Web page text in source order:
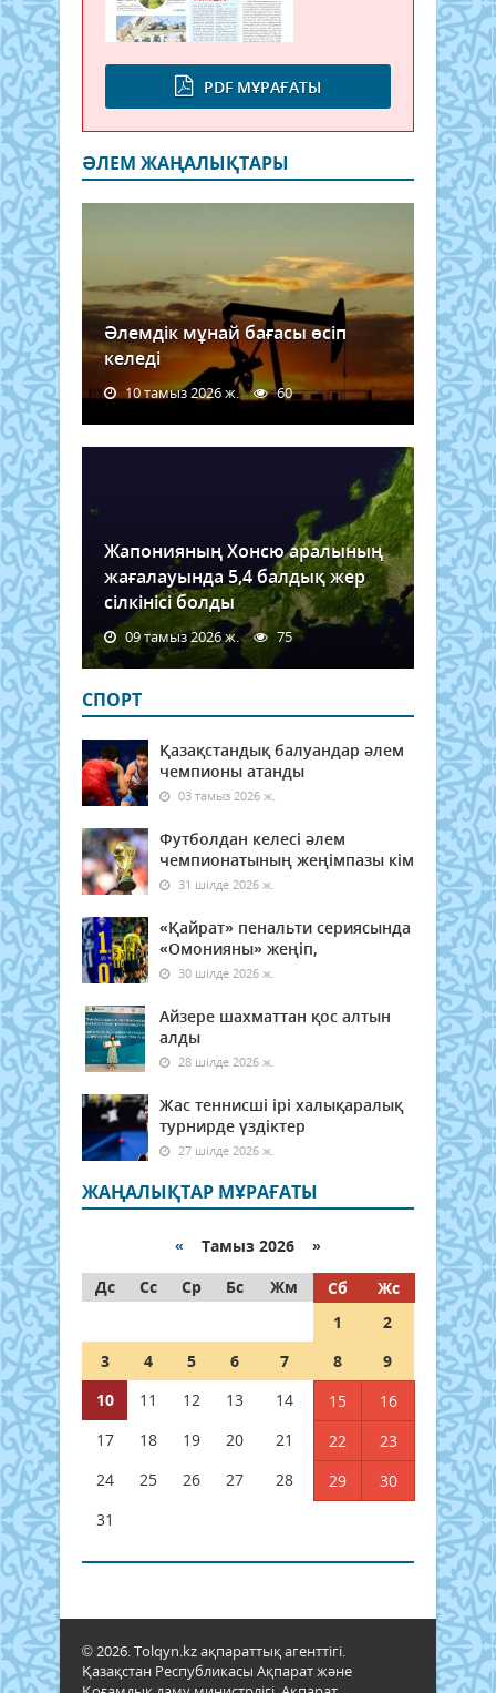
PDF МҰРАҒАТЫ
ӘЛЕМ ЖАҢАЛЫҚТАРЫ
Әлемдік мұнай бағасы өсіп
келеді
10 тамыз 2026 ж. 60
Жапонияның Хонсю аралының
жағалауында 5,4 балдық жер
сілкінісі болды
09 тамыз 2026 ж. 75
СПОРТ
Қазақстандық балуандар әлем
чемпионы атанды
03 тамыз 2026 ж.
Футболдан келесі әлем
чемпионатының жеңімпазы кім
31 шілде 2026 ж.
«Қайрат» пенальти сериясында
«Омонияны» жеңіп,
30 шілде 2026 ж.
Айзере шахматтан қос алтын
алды
28 шілде 2026 ж.
Жас теннисші ірі халықаралық
турнирде үздіктер
27 шілде 2026 ж.
ЖАҢАЛЫҚТАР МҰРАҒАТЫ
« Тамыз 2026 »
Дс
Сс Ср Бс Жм Сб
Жс
1
2
3
4 5 6 7 8
9
10
11 12 13 14 15
16
17
18 19 20 21 22
23
24
25 26 27 28 29
30
31
© 2026. Tolqyn.kz ақпараттық агенттігі.
Қазақстан Республикасы Ақпарат және